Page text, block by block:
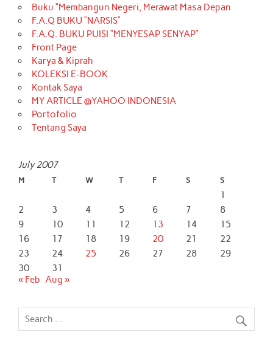
Buku “Membangun Negeri, Merawat Masa Depan
F.A.Q BUKU “NARSIS”
F.A.Q. BUKU PUISI “MENYESAP SENYAP”
Front Page
Karya & Kiprah
KOLEKSI E-BOOK
Kontak Saya
MY ARTICLE @YAHOO INDONESIA
Portofolio
Tentang Saya
July 2007
M T W T F S S
1
2
3 4 5 6 7
8
9
10 11 12 13 14
15
16
17 18 19 20 21
22
23
24 25 26 27 28
29
30
31
« Feb Aug »